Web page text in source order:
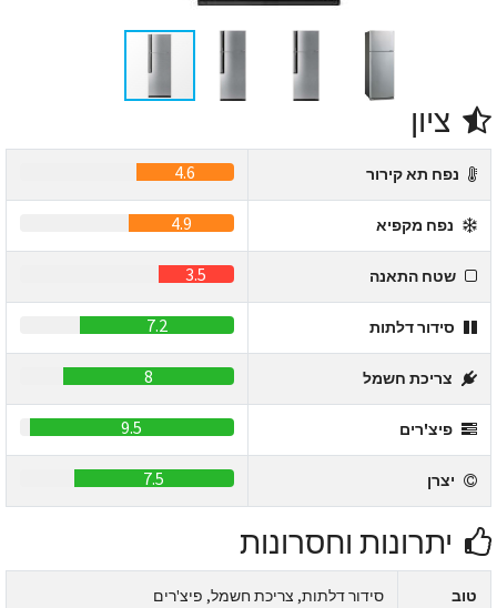
ציון
נפח תא קירור 4.6
נפח מקפיא 4.9
שטח התאנה 3.5
סידור דלתות 7.2
צריכת חשמל
פיצ'רים 9.5
יצרן 7.5
יתרונות וחסרונות
טוב סידור דלתות, צריכת חשמל, פיצ'רים